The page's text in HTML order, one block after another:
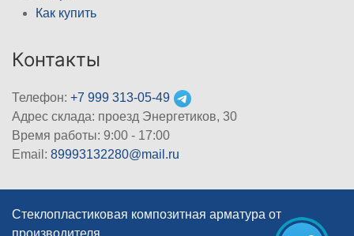
Как купить
Контакты
Телефон: +7 999 313-05-49
Адрес склада: проезд Энергетиков, 30
Время работы: 9:00 - 17:00
Email: 89993132280@mail.ru
Стеклопластиковая композитная арматура от